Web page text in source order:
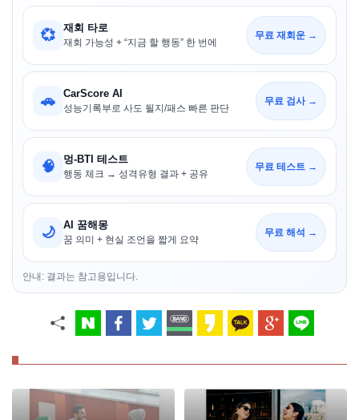
💞 재회 타로
재회 가능성 + “지금 할 행동” 한 번에
무료 재회운 →
🚗 CarScore AI
성능기록부로 사도 될지/패스 빠른 판단
무료 검사 →
🧠 멍-BTI 테스트
행동 체크 → 성격유형 결과 + 공유
무료 테스트 →
🌙 AI 꿈해몽
꿈 의미 + 현실 조언을 짧게 요약
무료 해석 →
안내: 결과는 참고용입니다.